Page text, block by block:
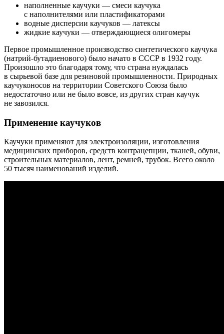
наполненные каучуки — смеси каучука
с наполнителями или пластификаторами
водные дисперсии каучуков — латексы
жидкие каучуки — отверждающиеся олигомеры
Первое промышленное производство синтетического каучука
(натрий-бутадиенового) было начато в СССР в 1932 году.
Произошло это благодаря тому, что страна нуждалась
в сырьевой базе для резиновой промышленности. Природных
каучуконосов на территории Советского Союза было
недостаточно или не было вовсе, из других стран каучук
не завозился.
Применение каучуков
Каучуки применяют для электроизоляции, изготовления
медицинских приборов, средств контрацепции, тканей, обуви,
строительных материалов, лент, ремней, трубок. Всего около
50 тысяч наименований изделий.